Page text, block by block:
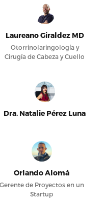
Laureano Giraldez MD
Otorrinolaringología y
Cirugía de Cabeza y Cuello
Dra. Natalie Pérez Luna
Orlando Alomá
Gerente de Proyectos en un
Startup